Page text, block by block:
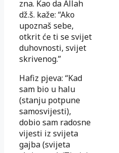
zna. Kao da Allah
dž.š. kaže: “Ako
upoznaš sebe,
otkrit će ti se svijet
duhovnosti, svijet
skrivenog.”
Hafiz pjeva: “Kad
sam bio u halu
(stanju potpune
samosvijesti),
dobio sam radosne
vijesti iz svijeta
gajba (svijeta